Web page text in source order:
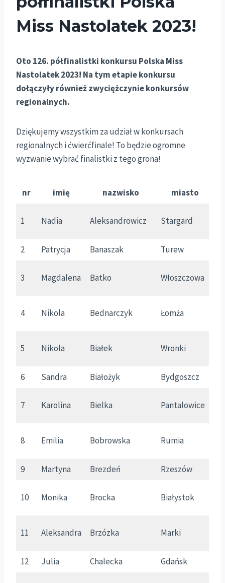
Miss Nastolatek 2023!
Oto 126. półfinalistki konkursu Polska Miss
Nastolatek 2023! Na tym etapie konkursu
dołączyły również zwyciężczynie konkursów
regionalnych.
Dziękujemy wszystkim za udział w konkursach
regionalnych i ćwierćfinale! To będzie ogromne
wyzwanie wybrać finalistki z tego grona!
nr imię nazwisko miasto
1 Nadia Aleksandrowicz Stargard
2 Patrycja Banaszak Turew
3 Magdalena Batko Włoszczowa
4 Nikola Bednarczyk Łomża
5 Nikola Białek Wronki
6 Sandra Białożyk Bydgoszcz
7 Karolina Bielka Pantalowice
8 Emilia Bobrowska Rumia
9 Martyna Brezdeń Rzeszów
10 Monika Brocka Białystok
11 Aleksandra Brzózka Marki
12 Julia Chalecka Gdańsk